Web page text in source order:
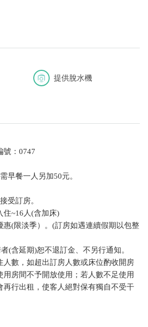
提供脫水機
號：0747
早餐一人另加50元。
受訂房。
~16人(含加床)
(限淡季）。(訂房如遇連續假期以包整
(含延期)恕不退訂金、不另行通知。
數，如超出訂房人數或床位酌收開房
用房間不予開放使用；若人數不足使用
再行出租，使客人絕對保有獨自不受干